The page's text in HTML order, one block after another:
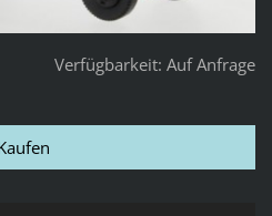
Verfügbarkeit: Auf Anfrage